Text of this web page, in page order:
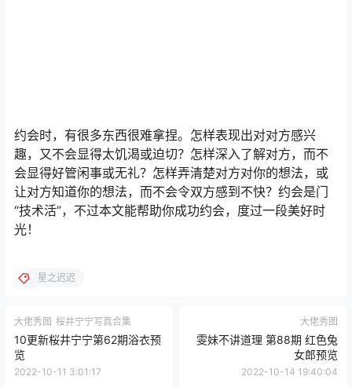
约会时，有很多东西很难拿捏。怎样表现出对对方感兴
趣，又不会显得太饥渴或迫切？怎样深入了解对方，而不
会显得好管闲事或无礼？怎样弄清楚对方对你的想法，或
让对方知道你的想法，而不会令双方感到不快？约会是门
“技术活”，不过本文能帮助你成功约会，度过一段美好时
光！
星之迟迟
大佬秀图 桜井宁宁写真合集
10更新桜井宁宁第62期浴衣预
览
2022-10-11 3:01:17
大佬秀图
雯妹不讲道理 第88期 红色兔
女郎预览
2022-10-14 19:40:04